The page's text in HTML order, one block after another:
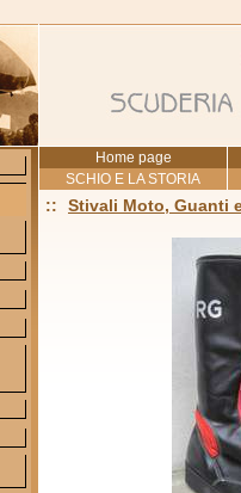
Home page
SCHIO E LA STORIA
:: Stivali Moto, Guanti